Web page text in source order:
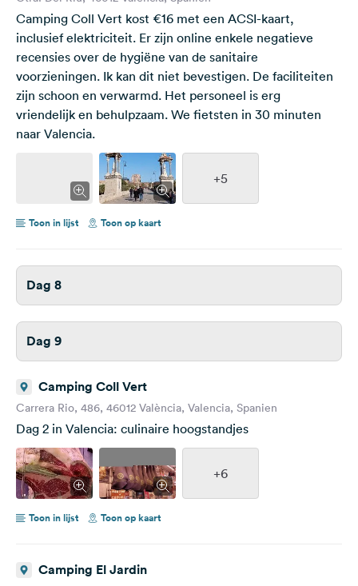
Camping Coll Vert kost €16 met een ACSI-kaart,
inclusief elektriciteit. Er zijn online enkele negatieve
recensies over de hygiëne van de sanitaire
voorzieningen. Ik kan dit niet bevestigen. De faciliteiten
zijn schoon en verwarmd. Het personeel is erg
vriendelijk en behulpzaam. We fietsten in 30 minuten
naar Valencia.
+5
Toon in lijst Toon op kaart
Dag 8
Dag 9
Camping Coll Vert
Carrera Rio, 486, 46012 València, Valencia, Spanien
Dag 2 in Valencia: culinaire hoogstandjes
+6
Toon in lijst Toon op kaart
Camping El Jardin